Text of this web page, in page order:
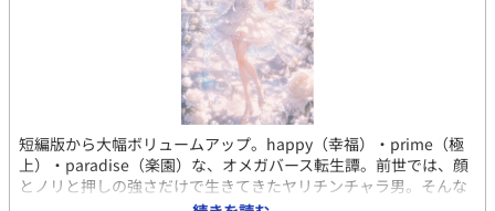
短編版から大幅ボリュームアップ。happy（幸福）・prime（極
上）・paradise（楽園）な、オメガバース転生譚。前世では、顔
とノリと押しの強さだけで生きてきたヤリチンチャラ男。そんな
彼が転生したのは、貴族たちが通うR18BLゲーム『運命錯綜ジュ